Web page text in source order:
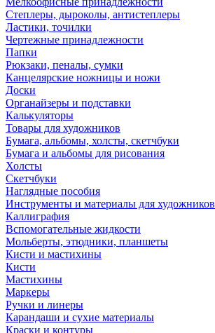
Степлеры, дыроколы, антистеплеры
Ластики, точилки
Чертежные принадлежности
Папки
Рюкзаки, пеналы, сумки
Канцелярские ножницы и ножи
Доски
Органайзеры и подставки
Калькуляторы
Товары для художников
Бумага, альбомы, холсты, скетчбуки
Бумага и альбомы для рисования
Холсты
Скетчбуки
Наглядные пособия
Инструменты и материалы для художников
Каллиграфия
Вспомогательные жидкости
Мольберты, этюдники, планшеты
Кисти и мастихины
Кисти
Мастихины
Маркеры
Ручки и линеры
Карандаши и сухие материалы
Краски и контуры